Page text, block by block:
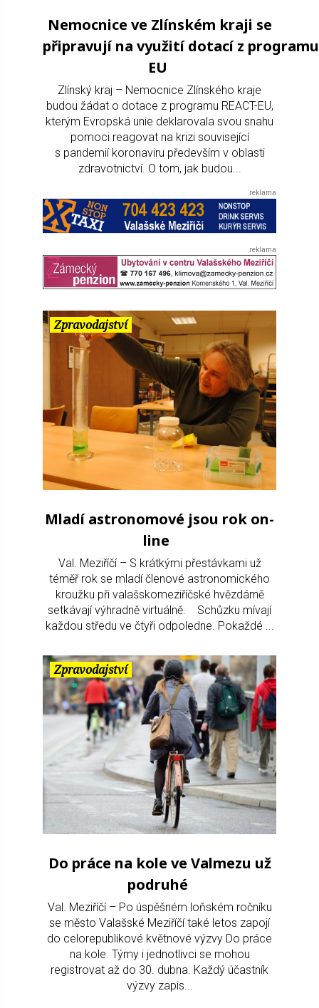
Nemocnice ve Zlínském kraji se
připravují na využití dotací z programu
EU
Zlínský kraj – Nemocnice Zlínského kraje
budou žádat o dotace z programu REACT-EU,
kterým Evropská unie deklarovala svou snahu
pomoci reagovat na krizi související
s pandemií koronaviru především v oblasti
zdravotnictví. O tom, jak budou...
Zpravodajství
Mladí astronomové jsou rok on-
line
Val. Meziříčí – S krátkými přestávkami už
téměř rok se mladí členové astronomického
kroužku při valašskomeziříčské hvězdárně
setkávají výhradně virtuálně. Schůzku mívají
každou středu ve čtyři odpoledne. Pokaždé ...
Zpravodajství
Do práce na kole ve Valmezu už
podruhé
Val. Meziříčí – Po úspěšném loňském ročníku
se město Valašské Meziříčí také letos zapojí
do celorepublikové květnové výzvy Do práce
na kole. Týmy i jednotlivci se mohou
registrovat až do 30. dubna. Každý účastník
výzvy zapis...